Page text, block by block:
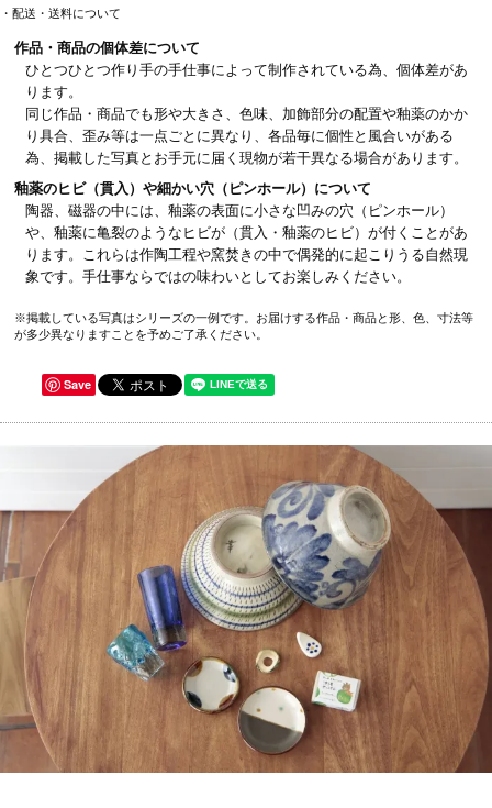
・配送・送料について
作品・商品の個体差について
ひとつひとつ作り手の手仕事によって制作されている為、個体差があ
ります。
同じ作品・商品でも形や大きさ、色味、加飾部分の配置や釉薬のかか
り具合、歪み等は一点ごとに異なり、各品毎に個性と風合いがある
為、掲載した写真とお手元に届く現物が若干異なる場合があります。
釉薬のヒビ（貫入）や細かい穴（ピンホール）について
陶器、磁器の中には、釉薬の表面に小さな凹みの穴（ピンホール）
や、釉薬に亀裂のようなヒビが（貫入・釉薬のヒビ）が付くことがあ
ります。これらは作陶工程や窯焚きの中で偶発的に起こりうる自然現
象です。手仕事ならではの味わいとしてお楽しみください。
※掲載している写真はシリーズの一例です。お届けする作品・商品と形、色、寸法等
が多少異なりますことを予めご了承ください。
Save